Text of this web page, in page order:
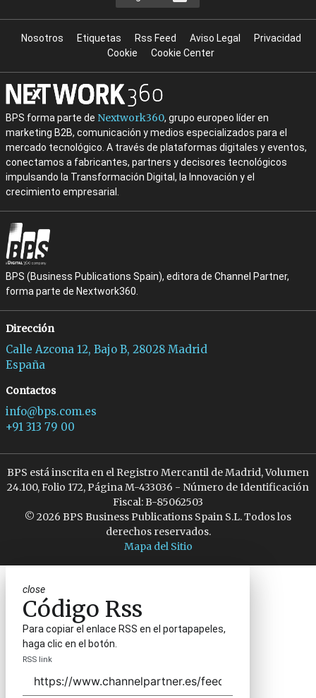
Nosotros Etiquetas Rss Feed Aviso Legal
Privacidad
Cookie
Cookie Center
BPS forma parte de Nextwork360, grupo europeo líder en
marketing B2B, comunicación y medios especializados para el
mercado tecnológico. A través de plataformas digitales y eventos,
conectamos a fabricantes, partners y decisores tecnológicos
impulsando la Transformación Digital, la Innovación y el
crecimiento empresarial.
BPS (Business Publications Spain), editora de Channel Partner,
forma parte de Nextwork360.
Dirección
Calle Azcona 12, Bajo B, 28028 Madrid
España
Contactos
info@bps.com.es
+91 313 79 00
BPS está inscrita en el Registro Mercantil de Madrid, Volumen
24.100, Folio 172, Página M-433036 - Número de Identificación
Fiscal: B-85062503
© 2026 BPS Business Publications Spain S.L. Todos los
derechos reservados.
Mapa del Sitio
close
Código Rss
Para copiar el enlace RSS en el portapapeles,
haga clic en el botón.
RSS link